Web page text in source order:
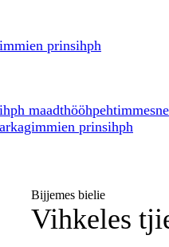
prinsihph
maadthööhpehtimmesne
prinsihph
Bijjemes bielie
Vihkeles